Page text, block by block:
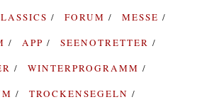
FORUM
MESSE
APP
SEENOTRETTER
WINTERPROGRAMM
TROCKENSEGELN